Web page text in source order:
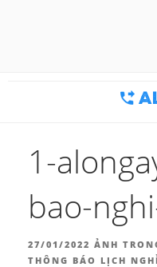
1-
bao-
ĐĂNG
TRONG
27/01/2022 ẢNH
THÔNG BÁO LỊCH